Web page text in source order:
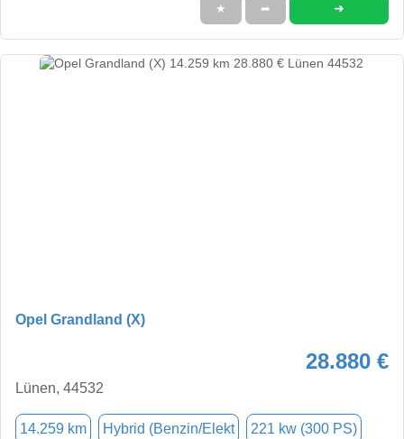
★ ➦ ➜
Opel Grandland (X)
28.880 €
Lünen, 44532
14.259 km Hybrid (Benzin/Elekt 221 kw (300 PS)